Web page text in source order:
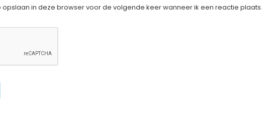
opslaan in deze browser voor de volgende keer wanneer ik een reactie plaats.